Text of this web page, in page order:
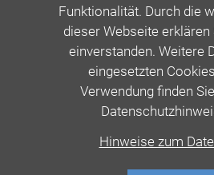
Funktionalität. Durch die
dieser Webseite
einverstanden. Weitere
eingesetzten
Verwendung finden
Hinweise zum